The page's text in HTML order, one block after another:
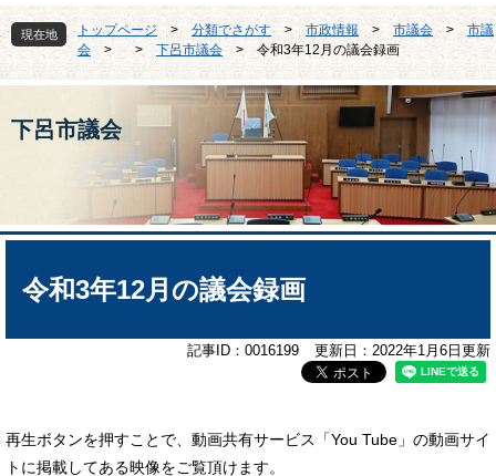
本
文
へ
e
カ
ス
タ
検
索
現在地 トップページ > 分類でさがす > 市政情報 > 市議会 >
市議
会
> > 下呂市議会 > 令和3年12月の議会録画
下呂市議会
本
令和3年12月の議会録画
記事ID：0016199 更新日：2022年1月6日更新
再生ボタンを押すことで、動画共有サービス「You Tube」の動画サイ
トに掲載してある映像をご覧頂けます。